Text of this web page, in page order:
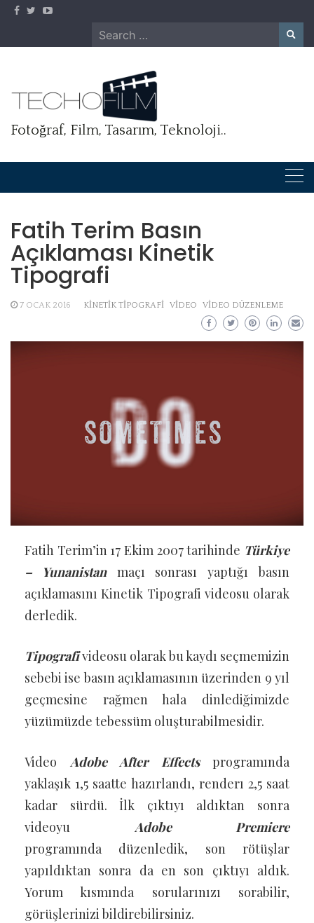
Skip
Search
for:
Fotoğraf, Film, Tasarım, Teknoloji..
Fatih Terim Basın
Açıklaması Kinetik
Tipografi
7 OCAK 2016 KINETIK TIPOGRAFI VIDEO VIDEO DÜZENLEME
Fatih Terim’in 17 Ekim 2007 tarihinde Türkiye
– Yunanistanmaçı sonrası yaptığı basın
açıklamasını Kinetik Tipografi videosu olarak
derledik.
Tipografivideosu olarak bu kaydı seçmemizin
sebebi ise basın açıklamasının üzerinden 9 yıl
geçmesine rağmen hala dinlediğimizde
yüzümüzde tebessüm oluşturabilmesidir.
Video Adobe After Effectsprogramında
yaklaşık 1,5 saatte hazırlandı, renderı 2,5 saat
kadar sürdü. İlk çıktıyı aldıktan sonra
videoyu Adobe Premiere
programında düzenledik, son rötüşlar
yapıldıktan sonra da en son çıktıyı aldık.
Yorum kısmında sorularınızı sorabilir,
görüşlerinizi bildirebilirsiniz.